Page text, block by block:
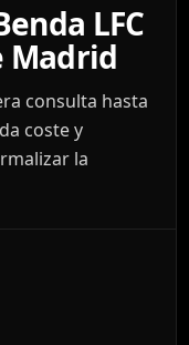
LFC
Madrid
consulta hasta
coste y
la